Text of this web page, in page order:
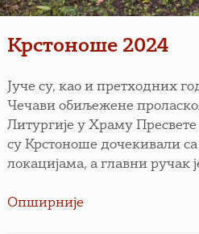
Крстоноше 2024
Јуче су, као и претходних
Чечави обиљежене
Литургије у Храму
су Крстоноше дочекивали
локацијама, а главни ручак
Опширније